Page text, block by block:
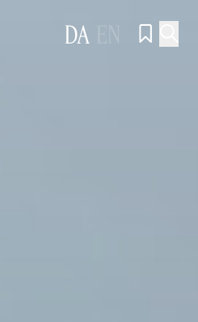
DA 